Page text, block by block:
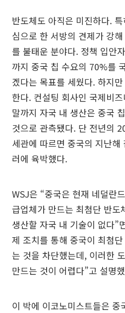
반도체도 아직은 미진하다.
심으로 한 서방의 견제가 강
를 불태운 분야다. 정책 입안
까지 중국 칩 수요의 70%를
겠다는 목표를 세웠다. 하지
한다. 컨설팅 회사인 국제비
말까지 자국 내 생산은 중국
것으로 관측됐다. 단 전년의
세관에 따르면 중국의 지난
러에 육박했다.
WSJ은 “중국은 현재 네덜란
급업체가 만드는 최첨단 반도
생산할 자국 내 기술이 없다”
제 조치를 통해 중국이 최첨
는 것을 차단했는데, 이러한
만드는 것이 어렵다”고 설명
이 박에 이코노미스트들은 중